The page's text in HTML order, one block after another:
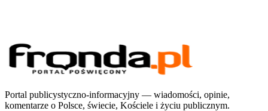
Portal publicystyczno-informacyjny — wiadomości, opinie,
komentarze o Polsce, świecie, Kościele i życiu publicznym.